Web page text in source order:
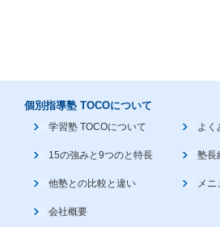
個別指導塾 TOCOについて
学習塾 TOCOについて
15の強みと9つのと特長
他塾との比較と違い
会社概要
よく
塾長
メニ